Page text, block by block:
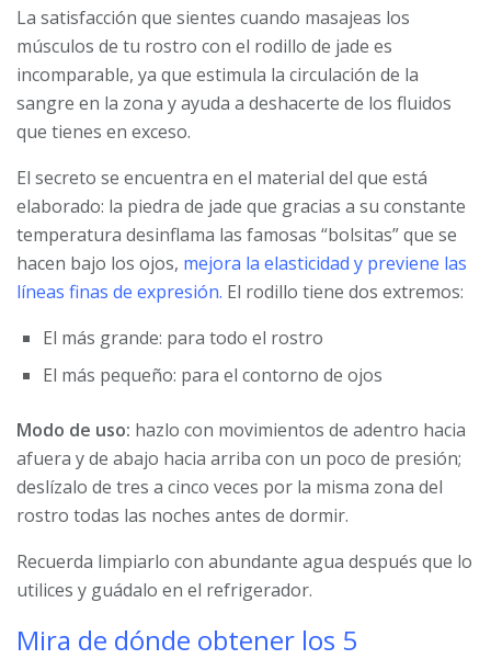
La satisfacción que sientes cuando masajeas los
músculos de tu rostro con el rodillo de jade es
incomparable, ya que estimula la circulación de la
sangre en la zona y ayuda a deshacerte de los fluidos
que tienes en exceso.
El secreto se encuentra en el material del que está
elaborado: la piedra de jade que gracias a su constante
temperatura desinflama las famosas “bolsitas” que se
hacen bajo los ojos, mejora la elasticidad y previene las
líneas finas de expresión. El rodillo tiene dos extremos:
El más grande: para todo el rostro
El más pequeño: para el contorno de ojos
Modo de uso: hazlo con movimientos de adentro hacia
afuera y de abajo hacia arriba con un poco de presión;
deslízalo de tres a cinco veces por la misma zona del
rostro todas las noches antes de dormir.
Recuerda limpiarlo con abundante agua después que lo
utilices y guádalo en el refrigerador.
Mira de dónde obtener los 5